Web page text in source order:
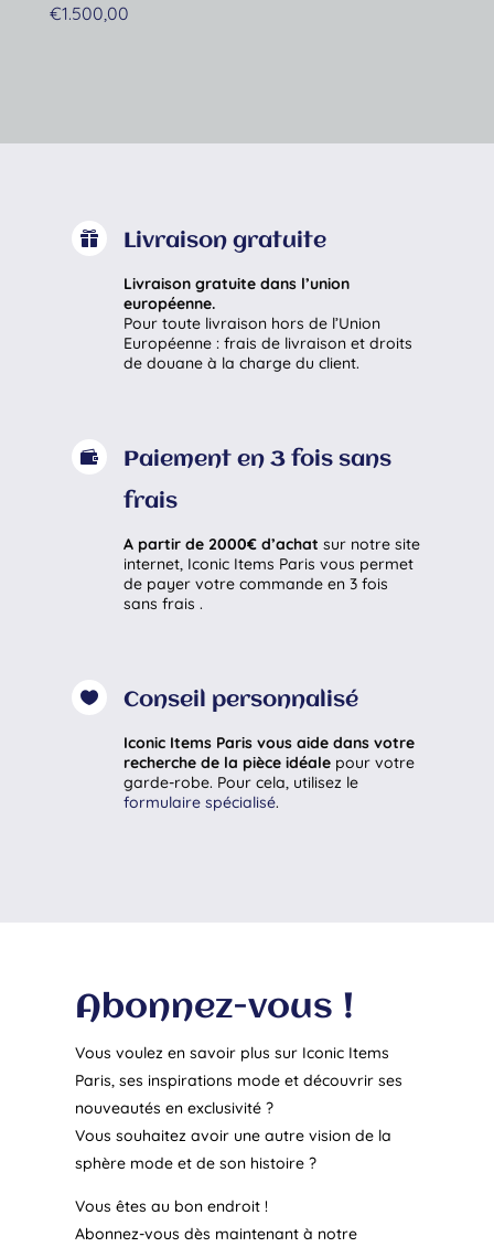
€1.500,00
 Livraison gratuite
Livraison gratuite dans l’union
européenne.
Pour toute livraison hors de l’Union
Européenne : frais de livraison et droits
de douane à la charge du client.

Paiement en 3 fois sans
frais
A partir de 2000€ d’achat sur notre site
internet, Iconic Items Paris vous permet
de payer votre commande en 3 fois
sans frais .
 Conseil personnalisé
Iconic Items Paris vous aide dans votre
recherche de la pièce idéalepour votre
garde-robe. Pour cela, utilisez le
formulaire spécialisé.
Abonnez-vous !
Vous voulez en savoir plus sur Iconic Items
Paris, ses inspirations mode et découvrir ses
nouveautés en exclusivité ?
Vous souhaitez avoir une autre vision de la
sphère mode et de son histoire ?
Vous êtes au bon endroit !
Abonnez-vous dès maintenant à notre